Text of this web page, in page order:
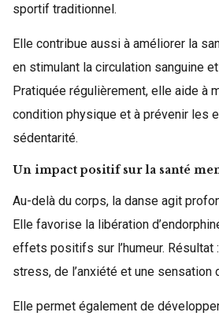
sportif traditionnel.
Elle contribue aussi à améliorer la
en stimulant la circulation sanguine
Pratiquée régulièrement, elle aide à
condition physique et à prévenir les
sédentarité.
Un impact positif sur la santé
Au-delà du corps, la danse agit
Elle favorise la libération
effets positifs sur l’humeur. Résultat
stress, de l’anxiété et une sensation
Elle permet également de